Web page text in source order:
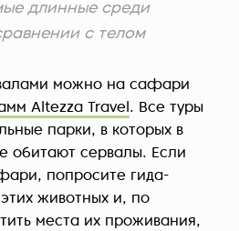
длинные среди
с телом
можно на сафари
Altezza Travel. Все туры
парки, в которых в
обитают сервалы. Если
попросите гида-
животных и, по
места их проживания,